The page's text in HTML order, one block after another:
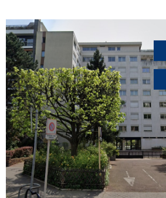
au statut de la copropriété.
transports (Gare, tramway, bus).
secteur!
VOIR LE